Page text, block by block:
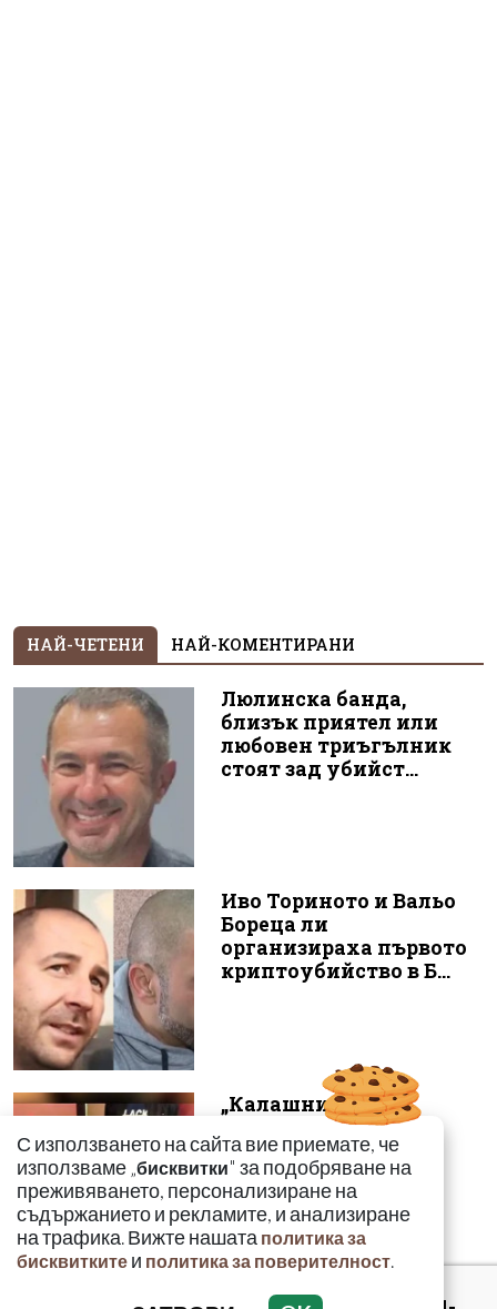
НАЙ-ЧЕТЕНИ НАЙ-КОМЕНТИРАНИ
Люлинска банда,
близък приятел или
любовен триъгълник
стоят зад убийст...
Иво Ториното и Вальо
Бореца ли
организираха първото
криптоубийство в Б...
„Калашниците“
пр*ститутките си в
морските курорти
С използването на сайта вие приемате, че
използваме „бисквитки" за подобряване на
преживяването, персонализиране на
съдържанието и рекламите, и анализиране
на трафика. Вижте нашата политика за
бисквитките и политика за поверителност.